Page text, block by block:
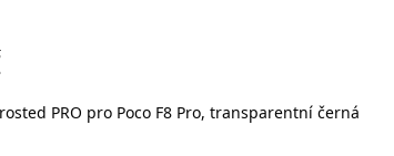
PRO pro Poco F8 Pro, transparentní černá